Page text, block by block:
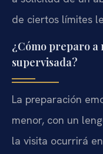
de ciertos límites
¿Cómo preparo
supervisada?
La preparación
menor, con un
la visita ocurrirá